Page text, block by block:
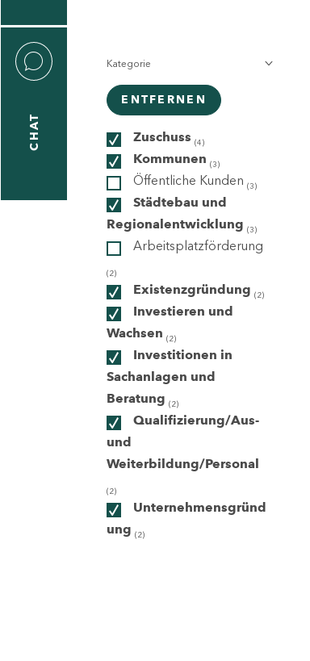
CHAT
Kategorie
ENTFERNEN
Zuschuss (4)
Kommunen (3)
Öffentliche Kunden (3)
Städtebau und
Regionalentwicklung (3)
Arbeitsplatzförderung
(2)
Existenzgründung (2)
Investieren und
Wachsen (2)
Investitionen in
Sachanlagen und
Beratung (2)
Qualifizierung/Aus-
und
Weiterbildung/Personal
(2)
Unternehmensgründ
ung (2)